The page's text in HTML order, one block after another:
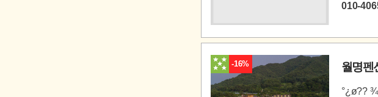
010-
-16% 월명펜
°­¿ø??